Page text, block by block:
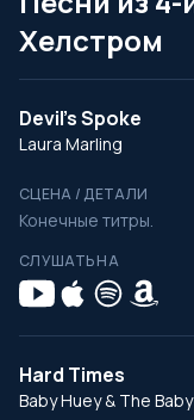
Хелстром
Devil's Spoke
Laura Marling
СЦЕНА / ДЕТАЛИ
Конечные титры.
СЛУШАТЬ НА
Hard Times
Baby Huey & The